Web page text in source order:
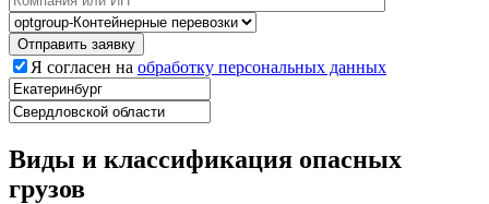
Я согласен на обработку персональных данных
Виды и классификация опасных
грузов